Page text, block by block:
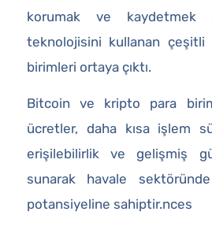
korumak ve
teknolojisini kullanan çeşitli
birimleri ortaya çıktı.
Bitcoin ve kripto para
ücretler, daha kısa işlem
erişilebilirlik ve gelişmiş
sunarak havale
potansiyeline sahiptir.nces